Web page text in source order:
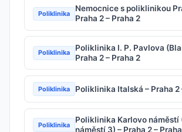
Poliklinika
Nemocnice s poliklinikou
Praha 2 – Praha 2
Poliklinika
Poliklinika I. P. Pavlova
Praha 2 – Praha 2
Poliklinika Poliklinika Italská – Praha 2
Poliklinika
Poliklinika Karlovo náměstí
náměstí 3) – Praha 2 –